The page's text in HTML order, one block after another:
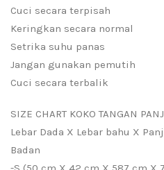
Cuci secara terpisah
Keringkan secara normal
Setrika suhu panas
Jangan gunakan pemutih
Cuci secara terbalik
SIZE CHART KOKO TANGAN
Lebar Dada X Lebar bahu X
Badan